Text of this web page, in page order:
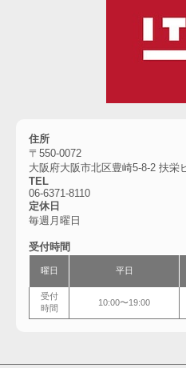
住所
〒550-0072
大阪府大阪市北区豊崎5-8-2 扶栄
TEL
06-6371-8110
定休日
毎週月曜日
受付時間
曜日 平日
受付
時間
10:00〜19:00